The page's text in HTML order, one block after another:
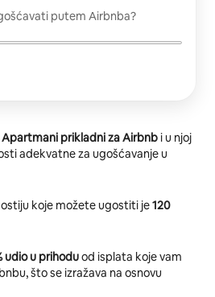
putem Airbnba?
Apartmani prikladni za Airbnb i u njoj
adekvatne za ugošćavanje u
koje možete ugostiti je120
udio u prihoduod isplata koje vam
što se izražava na osnovu